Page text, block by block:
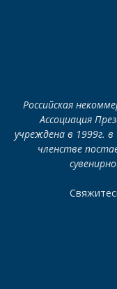
Российская
Ассоциация
учреждена в 1999г.
членстве